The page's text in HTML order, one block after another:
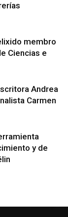
membro
Ciencias e
Andrea
Carmen
y de